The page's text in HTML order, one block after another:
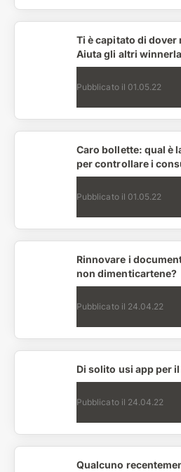
Ti è capitato di dover
Aiuta gli altri
Pubblicato il 01.05.22
Caro bollette: qual è
per controllare i
Pubblicato il 01.05.22
Rinnovare i
non dimenticartene?
Pubblicato il 24.04.22
Di solito usi app per
Pubblicato il 24.04.22
Qualcuno